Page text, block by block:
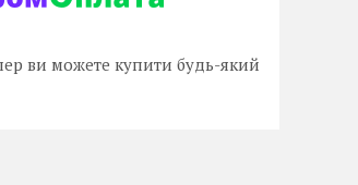
ви можете купити будь-який